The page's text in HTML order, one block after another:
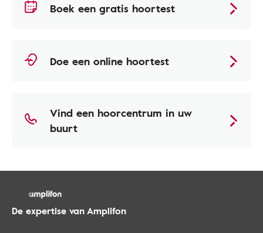
Boek een gratis hoortest
Doe een online hoortest
Vind een hoorcentrum in uw
buurt
De expertise van Amplifon